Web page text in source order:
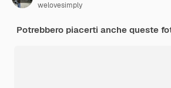
welovesimply
Potrebbero piacerti anche queste